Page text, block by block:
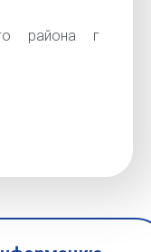
района г